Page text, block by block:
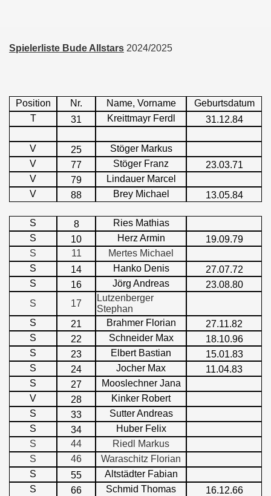
Spielerliste Bude Allstars 2024/2025
Position Nr. Name, Vorname
Geburtsdatum
T
31 Kreittmayr Ferdl 31.12.84
V 25
Stöger Markus
V
77 Stöger Franz
23.03.71
V
79
Lindauer Marcel
V
88 Brey Michael 13.05.84
S 8
Ries Mathias
S
10 Herz Armin
19.09.79
S
11
Mertes Michael
S
14 Hanko Denis
27.07.72
S
16 Jörg Andreas
23.08.80
S
17
Lutzenberger
Stephan
S
21 Brahmer Florian
27.11.82
S
22 Schneider Max
18.10.96
S
23 Elbert Bastian
15.01.83
S
24 Jocher Max
11.04.83
S
27
Mooslechner Jana
V
28
Kinker Robert
S
33
Sutter Andreas
S
34
Huber Felix
S
44
Riedl Markus
S
46
Waraschitz Florian
S
55
Altstädter Fabian
S
66 Schmid Thomas
16.12.66